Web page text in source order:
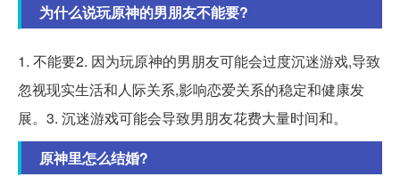
为什么说玩原神的男朋友不能要?
1. 不能要2. 因为玩原神的男朋友可能会过度沉迷游戏,导致
忽视现实生活和人际关系,影响恋爱关系的稳定和健康发
展。3. 沉迷游戏可能会导致男朋友花费大量时间和。
原神里怎么结婚?